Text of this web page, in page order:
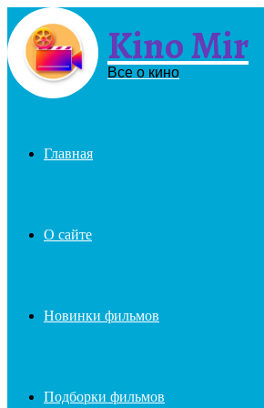
Menu Kino Mir
Все о кино
Главная
О сайте
Новинки фильмов
Подборки фильмов